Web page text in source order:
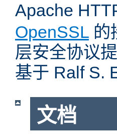
Apache
OpenSSL 的
层安全协议
基于 Ralf S.
文档